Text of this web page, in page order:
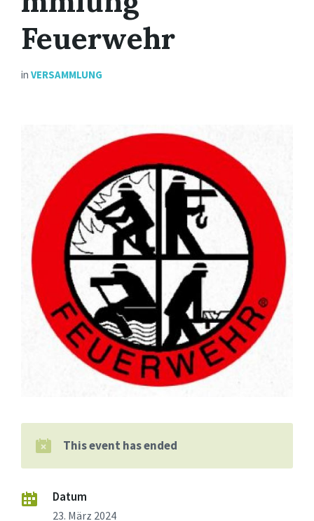
Feuerwehr
in VERSAMMLUNG
This event has ended
Datum
23. März 2024